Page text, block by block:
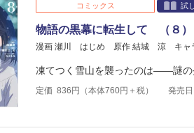
コミックス 試
物語の黒幕に転生して （８）
漫画 瀬川 はじめ 原作 結城 涼 キャ
凍てつく雪山を襲ったのは――謎の
定価 836 円（本体760円＋税） 発売